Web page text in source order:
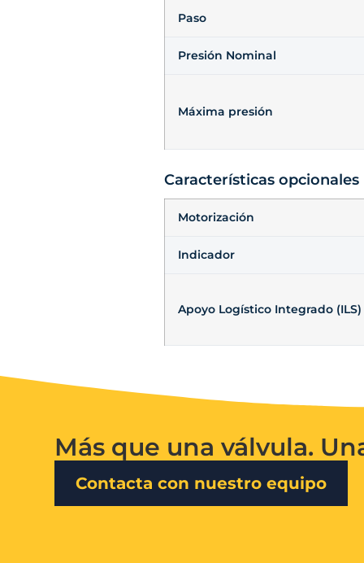
Paso
Presión Nominal
Máxima presión
Características opcionales
Motorización
Indicador
Apoyo Logístico Integrado (ILS)
Más que una válvula.
Contacta con nuestro equipo